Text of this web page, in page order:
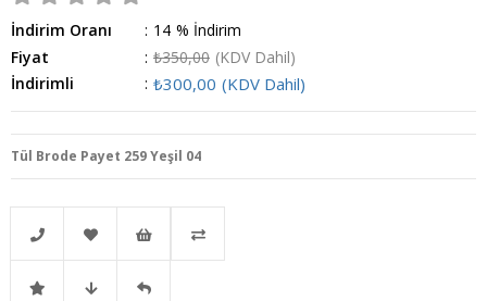
İndirim Oranı : %
14
İndirim
Fiyat
: ₺350,00 (KDV Dahil)
İndirimli
: ₺300,00 (KDV Dahil)
Tül Brode Payet 259 Yeşil 04
Telefonla Favorilere İstek